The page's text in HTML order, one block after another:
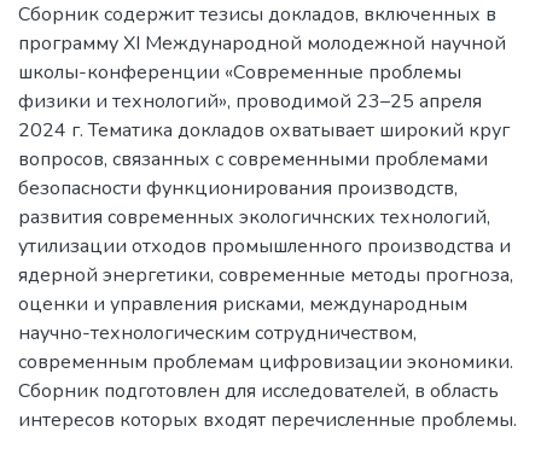
Сборник содержит тезисы докладов, включенных в
программу XI Международной молодежной научной
школы-конференции «Современные проблемы
физики и технологий», проводимой 23–25 апреля
2024 г. Тематика докладов охватывает широкий круг
вопросов, связанных с современными проблемами
безопасности функционирования производств,
развития современных экологичнских технологий,
утилизации отходов промышленного производства и
ядерной энергетики, современные методы прогноза,
оценки и управления рисками, международным
научно-технологическим сотрудничеством,
современным проблемам цифровизации экономики.
Сборник подготовлен для исследователей, в область
интересов которых входят перечисленные проблемы.